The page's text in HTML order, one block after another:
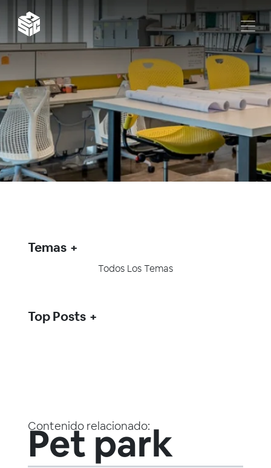
Contenido relacionado:
Pet park
Temas
Todos Los Temas
Top Posts